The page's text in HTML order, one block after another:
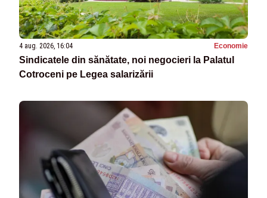
4 aug. 2026, 16:04 Economie
Sindicatele din sănătate, noi negocieri la Palatul
Cotroceni pe Legea salarizării